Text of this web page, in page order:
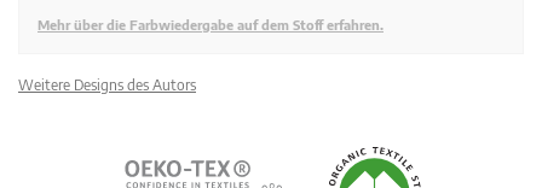
Mehr über die Farbwiedergabe auf dem Stoff erfahren.
Weitere Designs des Autors